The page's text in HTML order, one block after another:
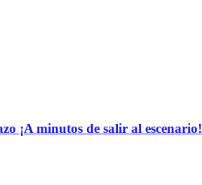
¡A minutos de salir al escenario!